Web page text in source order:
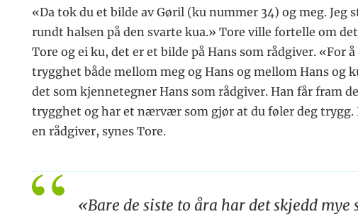
«Da tok du et bilde av Gøril (ku nummer 34) og meg. Jeg
rundt halsen på den svarte kua.» Tore ville fortelle om
Tore og ei ku, det er et bilde på Hans som rådgiver. «For
trygghet både mellom meg og Hans og mellom Hans og
det som kjennetegner Hans som rådgiver. Han får fram
trygghet og har et nærvær som gjør at du føler deg trygg.
en rådgiver, synes Tore.
«Bare de siste to åra har det skjedd